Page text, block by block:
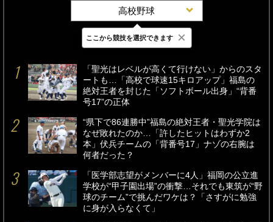
高校野球
最新 24時間 週間
「聖光はレベルが高くて行けない」からのスタ
ートも…「高校で球速15キロアップ」福島の
絶対王者を封じた「ソフトボール出身」“背番
号17”の正体
“県下で86連勝中”福島の絶対王者・聖光学院は
なぜ敗れたのか…「許したヒットはわずか2
本」伏兵チームの「背番号17」ナゾの右腕は
何者だった？
「医学部志望がメンバーに4人」福岡の公立進
学校が“甲子園出場”の衝撃…それでも東筑が“野
球のチーム”で挑んだワケは？「さすがに勉強
に身が入らなくて」
ここから競技を選択できます ×